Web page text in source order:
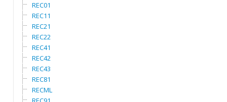
REC01
REC11
REC21
REC22
REC41
REC42
REC43
REC81
RECML